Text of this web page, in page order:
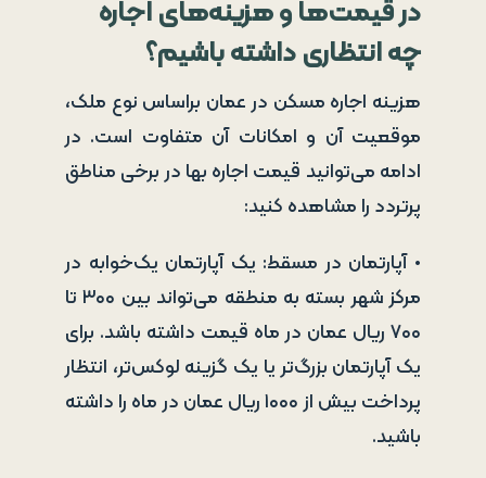
در قیمت‌ها و هزینه‌های اجاره
چه انتظاری داشته باشیم؟
هزینه اجاره مسکن در عمان براساس نوع ملک،
موقعیت آن و امکانات آن متفاوت است. در
ادامه می‌توانید قیمت اجاره بها در برخی مناطق
پرتردد را مشاهده کنید:
• آپارتمان در مسقط: یک آپارتمان یک‌خوابه در
مرکز شهر بسته به منطقه می‌تواند بین ۳۰۰ تا
۷۰۰ ریال عمان در ماه قیمت داشته باشد. برای
یک آپارتمان بزرگ‌تر یا یک گزینه لوکس‌تر، انتظار
پرداخت بیش از ۱۰۰۰ ریال عمان در ماه را داشته
باشید.